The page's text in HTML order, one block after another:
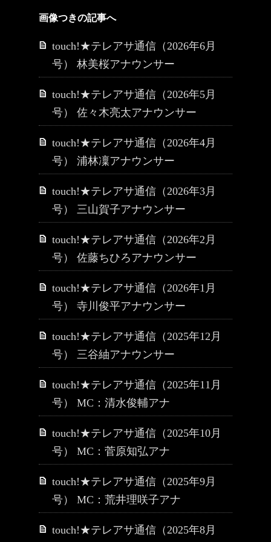
画像つきの記事へ
touch!★テレアサ通信（2026年6月
号） 林美桜アナウンサー
touch!★テレアサ通信（2026年5月
号） 佐々木亮太アナウンサー
touch!★テレアサ通信（2026年4月
号） 浦林凜アナウンサー
touch!★テレアサ通信（2026年3月
号） 三山賀子アナウンサー
touch!★テレアサ通信（2026年2月
号） 佐藤ちひろアナウンサー
touch!★テレアサ通信（2026年1月
号） 寺川俊平アナウンサー
touch!★テレアサ通信（2025年12月
号） 三谷紬アナウンサー
touch!★テレアサ通信（2025年11月
号） MC：清水俊輔アナ
touch!★テレアサ通信（2025年10月
号） MC：菅原知弘アナ
touch!★テレアサ通信（2025年9月
号） MC：荒井理咲子アナ
touch!★テレアサ通信（2025年8月